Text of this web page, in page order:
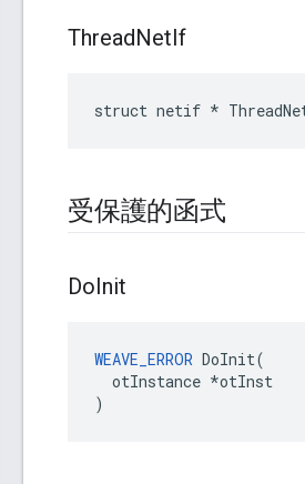
ThreadNetIf
struct netif *
受保護的函式
DoInit
WEAVE_ERROR DoInit(
  otInstance *otInst
)